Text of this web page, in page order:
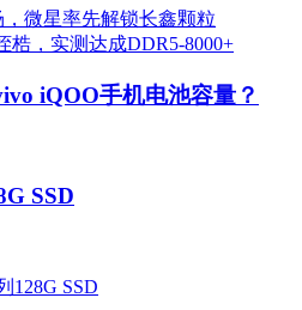
iQOO手机电池容量？
SSD